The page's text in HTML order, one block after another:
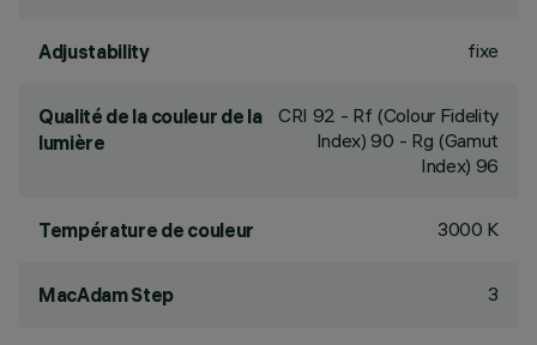
Adjustability fixe
Qualité de la couleur de la
lumière
CRI 92 - Rf (Colour Fidelity
Index) 90 - Rg (Gamut
Index) 96
Température de couleur 3000 K
MacAdam Step 3